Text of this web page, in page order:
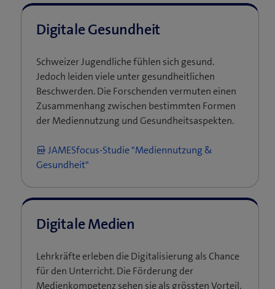
Digitale Gesundheit
Schweizer Jugendliche fühlen sich gesund.
Jedoch leiden viele unter gesundheitlichen
Beschwerden. Die Forschenden vermuten einen
Zusammenhang zwischen bestimmten Formen
der Mediennutzung und Gesundheitsaspekten.
JAMESfocus-Studie "Mediennutzung &
Gesundheit"
Digitale Medien
Lehrkräfte erleben die Digitalisierung als Chance
für den Unterricht. Die Förderung der
Medienkompetenz sehen sie als grössten Vorteil.